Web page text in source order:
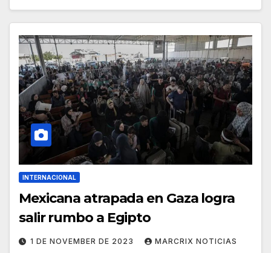
INTERNACIONAL
Mexicana atrapada en Gaza logra
salir rumbo a Egipto
1 DE NOVEMBER DE 2023 MARCRIX NOTICIAS